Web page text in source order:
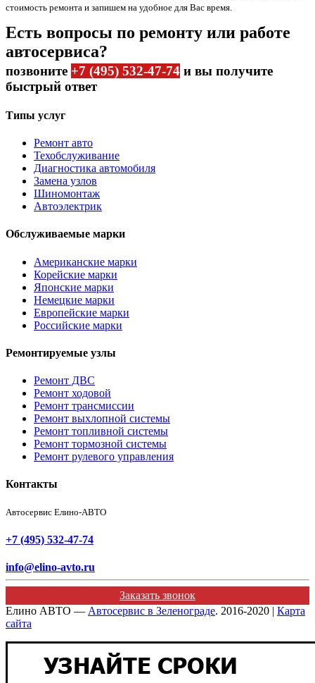
стоимость ремонта и запишем на удобное для Вас время.
Есть вопросы по ремонту или работе
автосервиса?
позвоните +7 (495) 532-47-74 и вы получите
быстрый ответ
Типы услуг
Ремонт авто
Техобслуживание
Диагностика автомобиля
Замена узлов
Шиномонтаж
Автоэлектрик
Обслуживаемые марки
Американские марки
Корейские марки
Японские марки
Немецкие марки
Европейские марки
Российские марки
Ремонтируемые узлы
Ремонт ДВС
Ремонт ходовой
Ремонт трансмиссии
Ремонт выхлопной системы
Ремонт топливной системы
Ремонт тормозной системы
Ремонт рулевого управления
Контакты
Автосервис Елино-АВТО
+7 (495) 532-47-74
info@elino-avto.ru
Заказать звонок
Елино АВТО — Автосервис в Зеленограде. 2016-2020 | Карта
сайта